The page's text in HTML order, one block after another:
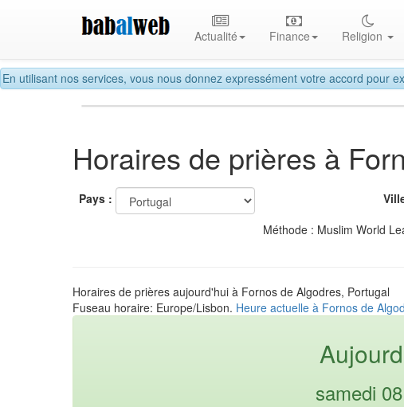
En utilisant nos services, vous nous donnez expressément votre accord pour
Actualité Finance Religion
Horaires de prières à
Pays :
Méthode : Muslim World
Horaires de prières aujourd'hui à Fornos de Algodres, Portugal
Fuseau horaire: Europe/Lisbon. Heure actuelle à Fornos de
samedi